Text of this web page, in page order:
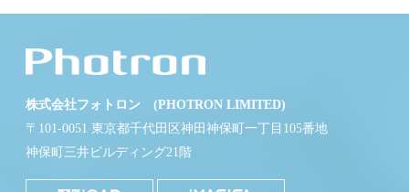
株式会社フォトロン (PHOTRON LIMITED)
〒101-0051 東京都千代田区神田神保町一丁目105番地
神保町三井ビルディング21階